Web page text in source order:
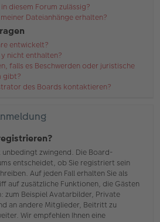
diesem Forum zulässig?
Dateianhänge erhalten?
entwickelt?
nicht enthalten?
falls es Beschwerden oder juristische
gibt?
des Boards kontaktieren?
zwingend. Die Board-
entscheidet, ob Sie registriert sein
Auf jeden Fall erhalten Sie als
auf zusätzliche Funktionen, die Gästen
zum Beispiel Avatarbilder, Private
an andere Mitglieder, Beitritt zu
Wir empfehlen Ihnen eine